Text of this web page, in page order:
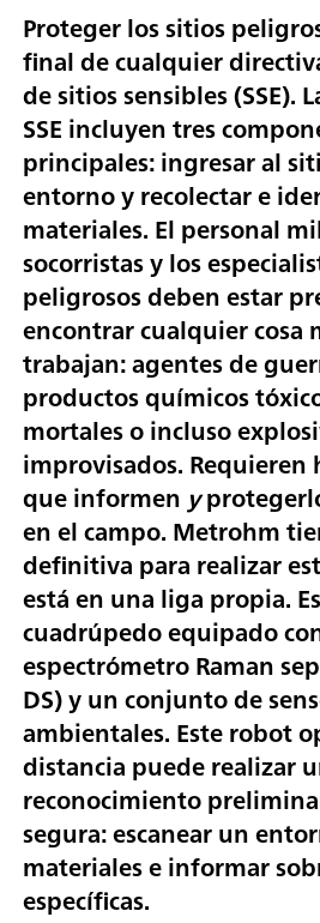
Proteger los sitios
final de cualquier
de sitios sensibles (SSE).
SSE incluyen tres
principales: ingresar al
entorno y recolectar e
materiales. El personal
socorristas y los
peligrosos deben estar
encontrar cualquier cosa
trabajan: agentes de
productos químicos
mortales o incluso
improvisados. Requieren
que informen y
en el campo. Metrohm
definitiva para realizar
está en una liga propia.
cuadrúpedo equipado
espectrómetro Raman
DS) y un conjunto de
ambientales. Este robot
distancia puede realizar
reconocimiento
segura: escanear un
materiales e informar
específicas.